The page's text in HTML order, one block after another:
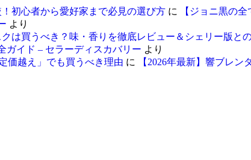
初心者から愛好家まで必見の選び方 に
【ジョニ黒の
より
は買うべき？味・香りを徹底レビュー＆シェリー版と
ガイド – セラーディスカバリー より
価越え」でも買うべき理由 に
【2026年最新】響ブレ